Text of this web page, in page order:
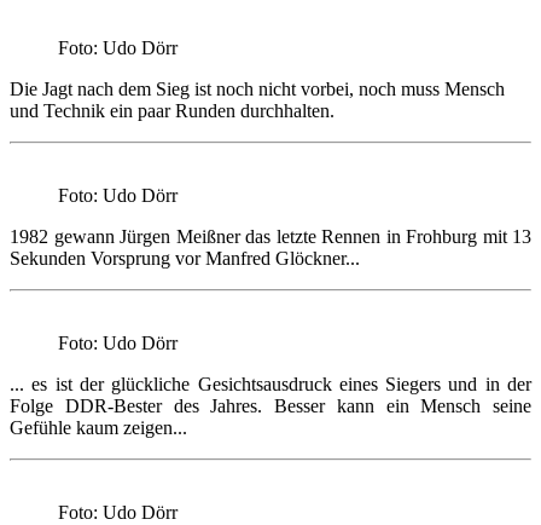
Foto: Udo Dörr
Die Jagt nach dem Sieg ist noch nicht vorbei, noch muss Mensch
und Technik ein paar Runden durchhalten.
Foto: Udo Dörr
1982 gewann Jürgen Meißner das letzte Rennen in Frohburg mit 13
Sekunden Vorsprung vor Manfred Glöckner...
Foto: Udo Dörr
... es ist der glückliche Gesichtsausdruck eines Siegers und in der
Folge DDR-Bester des Jahres. Besser kann ein Mensch seine
Gefühle kaum zeigen...
Foto: Udo Dörr